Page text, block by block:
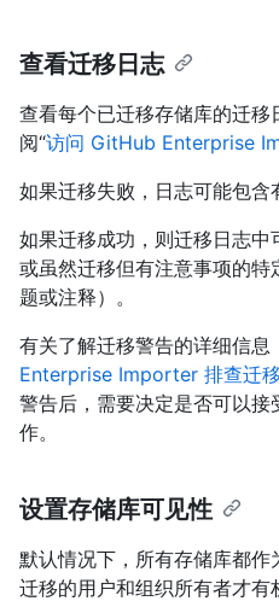
查看迁移日志
查看每个已迁移存储库的迁
阅“访问 GitHub Enterprise
如果迁移失败，日志可能包含
如果迁移成功，则迁移日志
或虽然迁移但有注意事项的
题或注释）。
有关了解迁移警告的详细信息
Enterprise Importer 排查迁
警告后，需要决定是否可以
作。
设置存储库可见性
默认情况下，所有存储库都
迁移的用户和组织所有者才